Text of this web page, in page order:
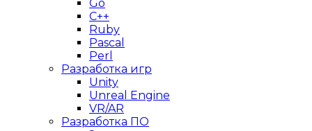
Go
C++
Ruby
Pascal
Perl
Разработка игр
Unity
Unreal Engine
VR/AR
Разработка ПО